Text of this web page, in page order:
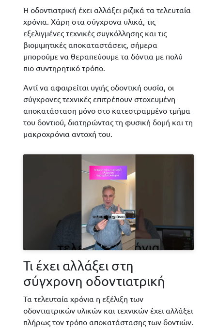
Η οδοντιατρική έχει αλλάξει ριζικά τα τελευταία
χρόνια. Χάρη στα σύγχρονα υλικά, τις
εξελιγμένες τεχνικές συγκόλλησης και τις
βιομιμητικές αποκαταστάσεις, σήμερα
μπορούμε να θεραπεύουμε τα δόντια με πολύ
πιο συντηρητικό τρόπο.
Αντί να αφαιρείται υγιής οδοντική ουσία, οι
σύγχρονες τεχνικές επιτρέπουν στοχευμένη
αποκατάσταση μόνο στο κατεστραμμένο τμήμα
του δοντιού, διατηρώντας τη φυσική δομή και τη
μακροχρόνια αντοχή του.
Τι έχει αλλάξει στη
σύγχρονη οδοντιατρική
Τα τελευταία χρόνια η εξέλιξη των
οδοντιατρικών υλικών και τεχνικών έχει αλλάξει
πλήρως τον τρόπο αποκατάστασης των δοντιών.